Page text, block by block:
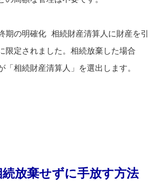
期の明確化 相続財産清算人に財産を引
限定されました。相続放棄した場合
「相続財産清算人」を選出します。
放棄せずに手放す方法